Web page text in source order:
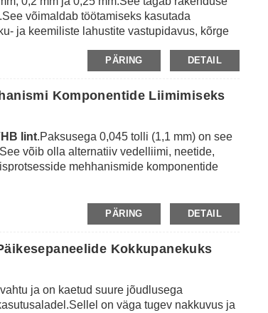
võimaldab töötamiseks kasutada
ja keemiliste lahustite vastupidavus, kõrge
asendada vedela liimi, neetide, kruvide ja
akende ja uste paigaldamine ning
PÄRING DETAIL
Komponentide Liimimiseks
lint.Paksusega 0,045 tolli (1,1 mm) on see
võib olla alternatiiv vedelliimi, neetide,
mehhanismide komponentide
PÄRING DETAIL
Kokkupanekuks
ja on kaetud suure jõudlusega
on väga tugev nakkuvus ja